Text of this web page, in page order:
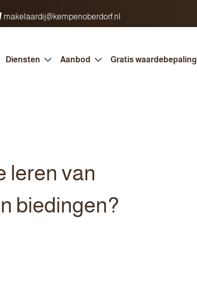
makelaardij@kempenoberdorf.nl
Diensten Aanbod Gratis waardebepaling
leren van
biedingen?